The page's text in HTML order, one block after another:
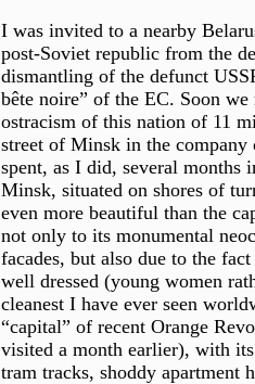
I was invited to a nearby
post-Soviet republic from the
dismantling of the defunct
bête noire” of the EC. Soon
ostracism of this nation of 11
street of Minsk in the company
spent, as I did, several months
Minsk, situated on shores of
even more beautiful than the
not only to its monumental
facades, but also due to the
well dressed (young women
cleanest I have ever seen
“capital” of recent Orange
visited a month earlier), with
tram tracks, shoddy apartment